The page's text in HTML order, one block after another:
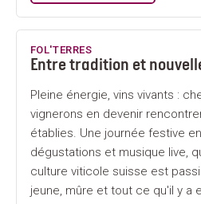
FOL'TERRES
Entre tradition et
Pleine énergie, vins vivants :
vignerons en devenir
établies. Une journée festive
dégustations et musique live,
culture viticole suisse est
jeune, mûre et tout ce qu'il y a